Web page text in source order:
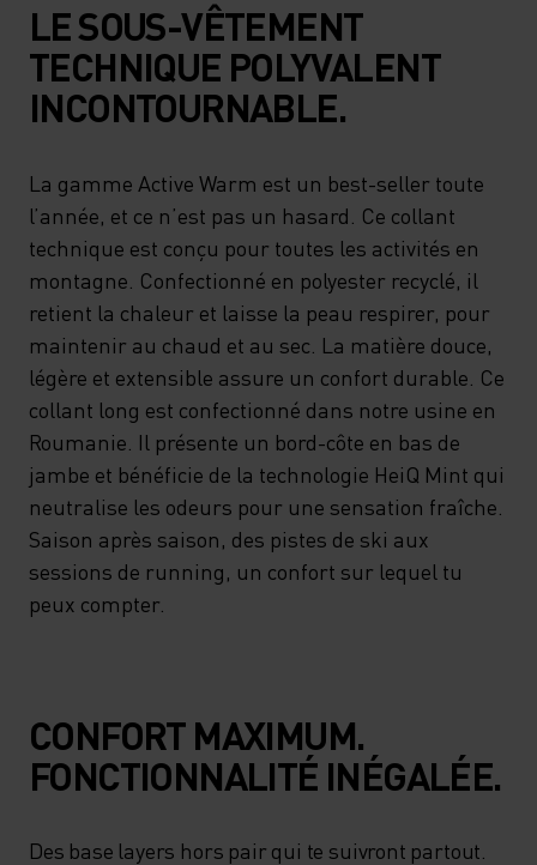
LE SOUS-VÊTEMENT
TECHNIQUE POLYVALENT
INCONTOURNABLE.
La gamme Active Warm est un best-seller toute
l’année, et ce n’est pas un hasard. Ce collant
technique est conçu pour toutes les activités en
montagne. Confectionné en polyester recyclé, il
retient la chaleur et laisse la peau respirer, pour
maintenir au chaud et au sec. La matière douce,
légère et extensible assure un confort durable. Ce
collant long est confectionné dans notre usine en
Roumanie. Il présente un bord-côte en bas de
jambe et bénéficie de la technologie HeiQ Mint qui
neutralise les odeurs pour une sensation fraîche.
Saison après saison, des pistes de ski aux
sessions de running, un confort sur lequel tu
peux compter.
CONFORT MAXIMUM.
FONCTIONNALITÉ INÉGALÉE.
Des base layers hors pair qui te suivront partout.